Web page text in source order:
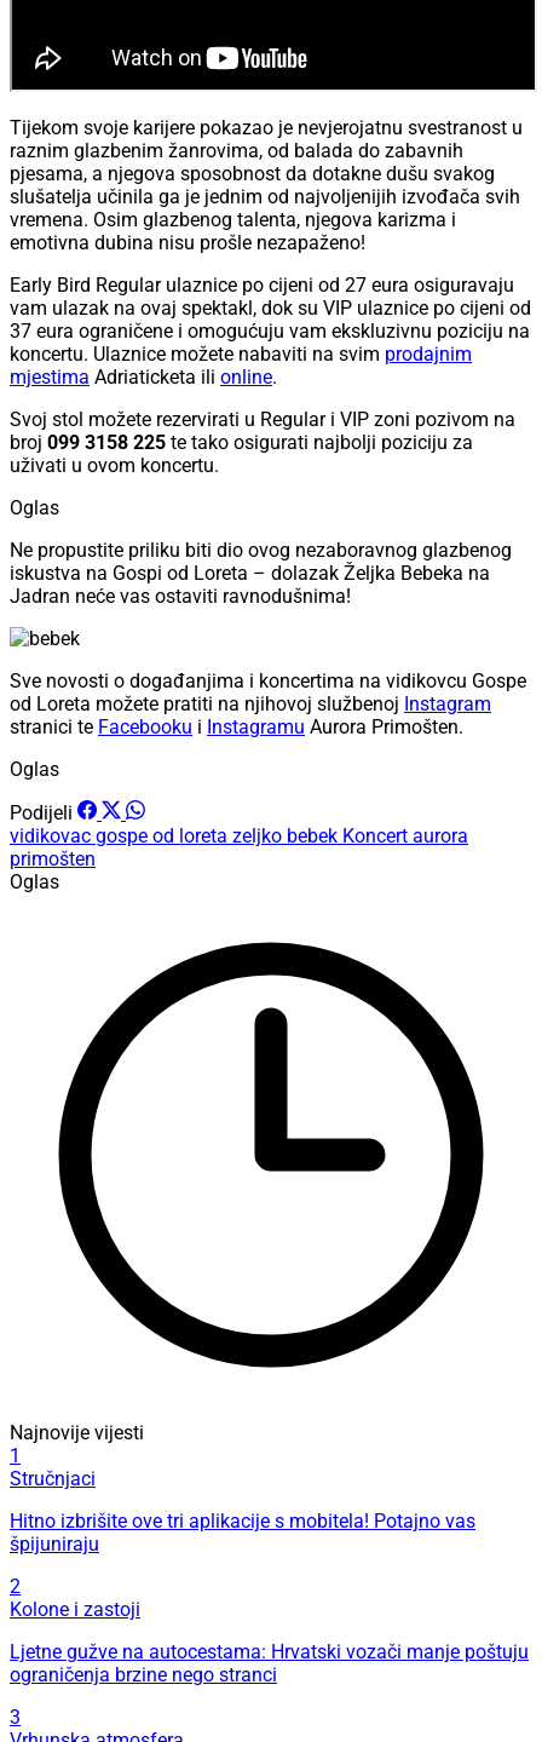
Tijekom svoje karijere pokazao je nevjerojatnu svestranost u
raznim glazbenim žanrovima, od balada do zabavnih
pjesama, a njegova sposobnost da dotakne dušu svakog
slušatelja učinila ga je jednim od najvoljenijih izvođača svih
vremena. Osim glazbenog talenta, njegova karizma i
emotivna dubina nisu prošle nezapaženo!
Early Bird Regular ulaznice po cijeni od 27 eura osiguravaju
vam ulazak na ovaj spektakl, dok su VIP ulaznice po cijeni od
37 eura ograničene i omogućuju vam ekskluzivnu poziciju na
koncertu. Ulaznice možete nabaviti na svim prodajnim
mjestima Adriaticketa ili online.
Svoj stol možete rezervirati u Regular i VIP zoni pozivom na
broj 099 3158 225 te tako osigurati najbolji poziciju za
uživati u ovom koncertu.
Oglas
Ne propustite priliku biti dio ovog nezaboravnog glazbenog
iskustva na Gospi od Loreta – dolazak Željka Bebeka na
Jadran neće vas ostaviti ravnodušnima!
Sve novosti o događanjima i koncertima na vidikovcu Gospe
od Loreta možete pratiti na njihovoj službenoj Instagram
stranici te Facebooku i Instagramu Aurora Primošten.
Oglas
Podijeli
vidikovac gospe od loreta zeljko bebek Koncert aurora
primošten
Oglas
Najnovije vijesti
1
Stručnjaci
Hitno izbrišite ove tri aplikacije s mobitela! Potajno vas
špijuniraju
2
Kolone i zastoji
Ljetne gužve na autocestama: Hrvatski vozači manje poštuju
ograničenja brzine nego stranci
3